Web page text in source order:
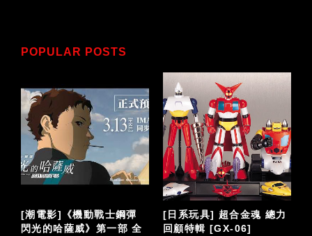
POPULAR POSTS
[潮電影]《機動戰士鋼彈
閃光的哈薩威》第一部 全
[日系玩具] 超合金魂 總力
回顧特輯 [GX-06]